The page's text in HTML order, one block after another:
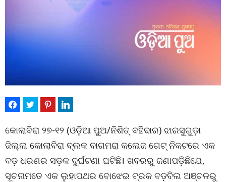
କୋଲାବିରା ୨୭-୧୨ (ଓଡ଼ିଆ ପୁଅ/ନିଶିତ୍ ବହିଦାର) ଝାରସୁଗୁଡ଼ା
ଜିଲ୍ଲା କୋଲାବିରା ବ୍ଲକ ବାଗମରା କଲେଜ ଗେଟ୍ ନିକଟରେ ଏକ
ବଡ଼ ଧରଣର ସଡ଼କ ଦୁର୍ଘଟଣା ଘଟିଛି। ଖବରରୁ ଜଣାପଡ଼ିଛିଯେ,
ସୂଚନାମତେ ଏକ ଲୁହାପଥର ବୋଝେଇ ଟ୍ରକ ବଡ଼ବିଲ ଅଞ୍ଚଳରୁ